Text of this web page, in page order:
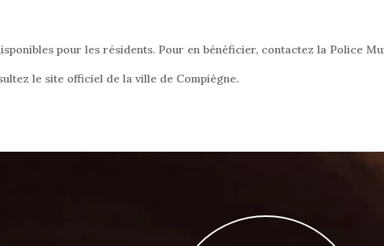
pour les résidents. Pour en bénéficier, contactez la Police
le site officiel de la ville de Compiègne.